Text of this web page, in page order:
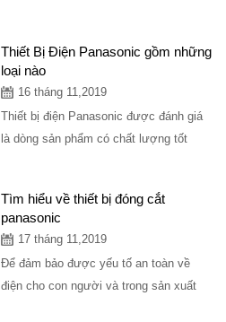
Thiết Bị Điện Panasonic gồm những
loại nào
16 tháng 11,2019
Thiết bị điện Panasonic được đánh giá
là dòng sản phẩm có chất lượng tốt
Tìm hiểu về thiết bị đóng cắt
panasonic
17 tháng 11,2019
Để đảm bảo được yếu tố an toàn về
điện cho con người và trong sản xuất